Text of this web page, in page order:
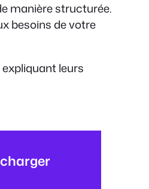
manière structurée.
besoins de votre
leurs